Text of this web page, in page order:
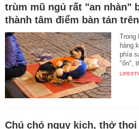
trùm mũ ngủ rất "an nhàn"
thành tâm điểm bàn tán
Trong
hàng
phía
"ổn",
ngủ…
Chú chó nguy kịch, thở